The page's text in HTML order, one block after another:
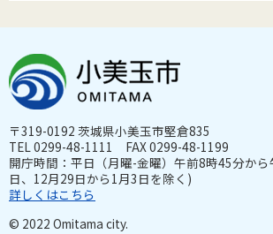
〒319-0192 茨城県小美玉市堅倉835
TEL 0299-48-1111 FAX 0299-48-1199
開庁時間：平日（月曜-金曜）午前8時45分か
日、12月29日から1月3日を除く)
詳しくはこちら
© 2022 Omitama city.